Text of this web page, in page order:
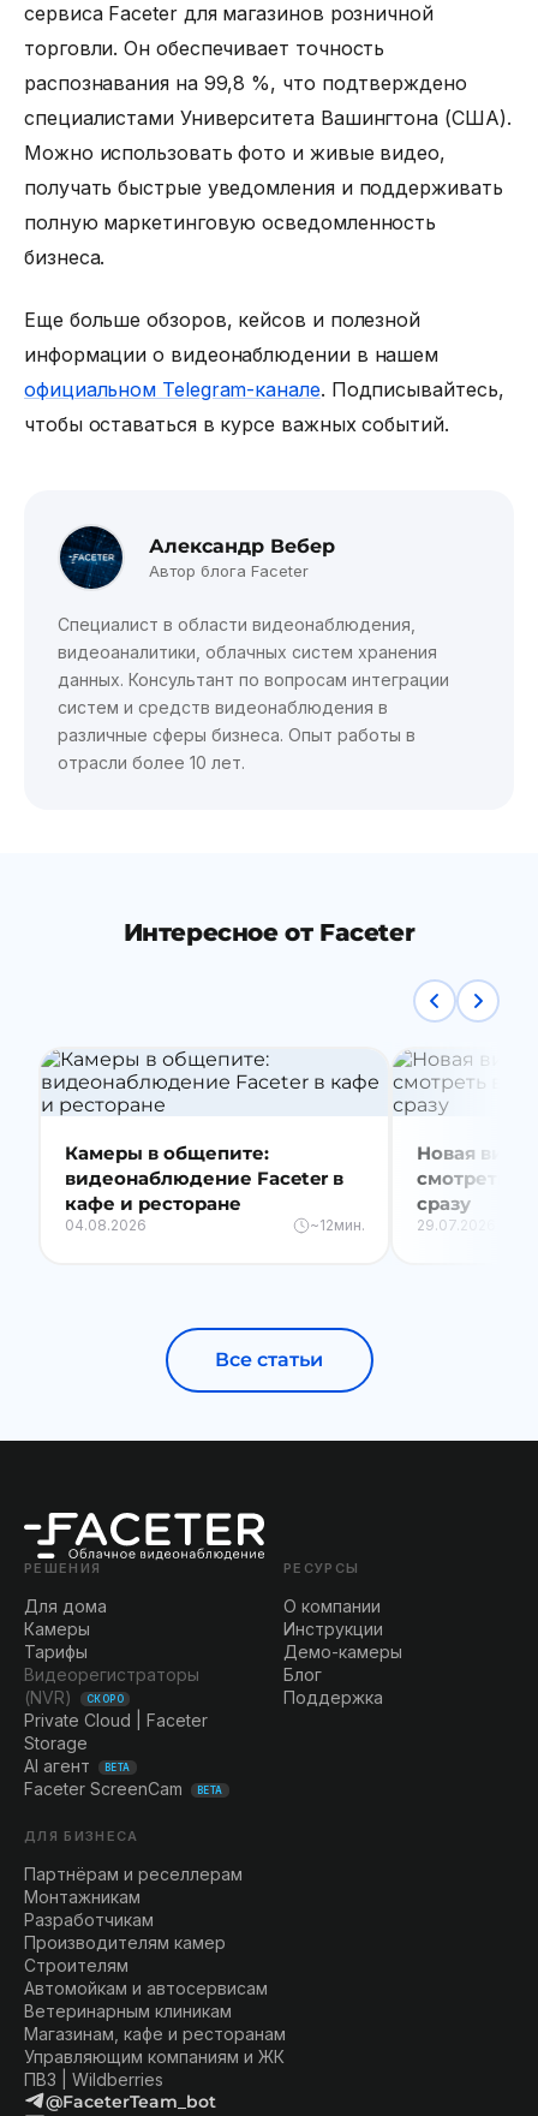
сервиса Faceter для магазинов розничной
торговли. Он обеспечивает точность
распознавания на 99,8 %, что подтверждено
специалистами Университета Вашингтона (США).
Можно использовать фото и живые видео,
получать быстрые уведомления и поддерживать
полную маркетинговую осведомленность
бизнеса.
Еще больше обзоров, кейсов и полезной
информации о видеонаблюдении в нашем
официальном Telegram-канале. Подписывайтесь,
чтобы оставаться в курсе важных событий.
Александр Вебер
Автор блога Faceter
Специалист в области видеонаблюдения,
видеоаналитики, облачных систем хранения
данных. Консультант по вопросам интеграции
систем и средств видеонаблюдения в
различные сферы бизнеса. Опыт работы в
отрасли более 10 лет.
Интересное от Faceter
Камеры в общепите:
видеонаблюдение Faceter в
кафе и ресторане
04.08.2026 ~12мин.
Новая
смотреть
сразу
29.07.2026
Все статьи
РЕШЕНИЯ
Для дома
Камеры
Тарифы
Видеорегистраторы
(NVR)
СКОРО
Private Cloud | Faceter
Storage
AI агент
BETA
Faceter ScreenCam BETA
РЕСУРСЫ
О компании
Инструкции
Демо-камеры
Блог
Поддержка
ДЛЯ БИЗНЕСА
Партнёрам и реселлерам
Монтажникам
Разработчикам
Производителям камер
Строителям
Автомойкам и автосервисам
Ветеринарным клиникам
Магазинам, кафе и ресторанам
Управляющим компаниям и ЖК
ПВЗ | Wildberries
@FaceterTeam_bot